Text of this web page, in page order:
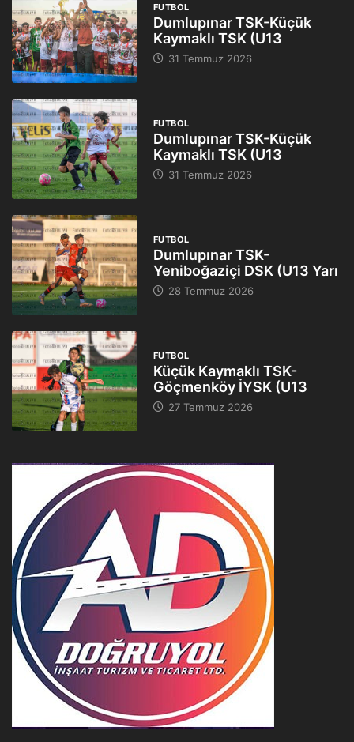
FUTBOL
Dumlupınar TSK-Küçük
Kaymaklı TSK (U13
31 Temmuz 2026
FUTBOL
Dumlupınar TSK-Küçük
Kaymaklı TSK (U13
31 Temmuz 2026
FUTBOL
Dumlupınar TSK-
Yeniboğaziçi DSK (U13 Yarı
28 Temmuz 2026
FUTBOL
Küçük Kaymaklı TSK-
Göçmenköy İYSK (U13
27 Temmuz 2026